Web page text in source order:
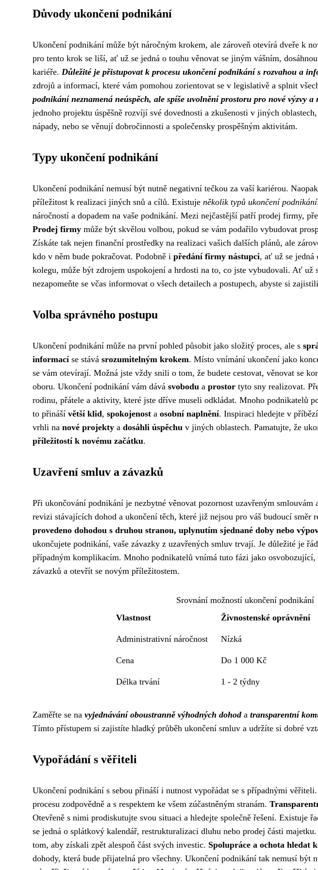
Důvody ukončení podnikání
Ukončení podnikání může být náročným krokem, ale zároveň otevírá dveře k
pro tento krok se liší, ať už se jedná o touhu věnovat se jiným vášním,
kariéře. Důležité je přistupovat k procesu ukončení podnikání s rozvahou a
zdrojů a informací, které vám pomohou zorientovat se v legislativě a splnit
podnikání neznamená neúspěch, ale spíše uvolnění prostoru pro nové výzvy a
jednoho projektu úspěšně rozvíjí své dovednosti a zkušenosti v jiných
nápady, nebo se věnují dobročinnosti a společensky prospěšným aktivitám.
Typy ukončení podnikání
Ukončení podnikání nemusí být nutně negativní tečkou za vaší kariérou.
příležitost k realizaci jiných snů a cílů. Existuje několik typů ukončení podnikání
náročností a dopadem na vaše podnikání. Mezi nejčastější patří prodej firmy,
Prodej firmy může být skvělou volbou, pokud se vám podařilo vybudovat
Získáte tak nejen finanční prostředky na realizaci vašich dalších plánů, ale
kdo v něm bude pokračovat. Podobně i předání firmy nástupci, ať už se jedná
kolegu, může být zdrojem uspokojení a hrdosti na to, co jste vybudovali. Ať už
nezapomeňte se včas informovat o všech detailech a postupech, abyste si
Volba správného postupu
Ukončení podnikání může na první pohled působit jako složitý proces, ale s
informacíse stává srozumitelným krokem. Místo vnímání ukončení jako
se vám otevírají. Možná jste vždy snili o tom, že budete cestovat, věnovat se
oboru. Ukončení podnikání vám dává svobodu a prostor tyto sny realizovat.
rodinu, přátele a aktivity, které jste dříve museli odkládat. Mnoho podnikatelů
to přináší větší klid, spokojenost a osobní naplnění. Inspiraci hledejte v
vrhli na nové projekty a dosáhli úspěchu v jiných oblastech. Pamatujte, že
příležitostí k novému začátku.
Uzavření smluv a závazků
Při ukončování podnikání je nezbytné věnovat pozornost uzavřeným
revizi stávajících dohod a ukončení těch, které již nejsou pro váš budoucí směr
provedeno dohodou s druhou stranou, uplynutím sjednané doby nebo
ukončujete podnikání, vaše závazky z uzavřených smluv trvají. Je důležité je
případným komplikacím. Mnoho podnikatelů vnímá tuto fázi jako
závazků a otevřít se novým příležitostem.
Srovnání možností ukončení podnikání
Vlastnost
Živnostenské oprávnění
Administrativní náročnost Nízká
Cena Do 1 000 Kč
Délka trvání 1 - 2 týdny
Zaměřte se na vyjednávání oboustranně výhodných dohoda transparentní
Tímto přístupem si zajistíte hladký průběh ukončení smluv a udržíte si dobré
Vypořádání s věřiteli
Ukončení podnikání s sebou přináší i nutnost vypořádat se s případnými
procesu zodpovědně a s respektem ke všem zúčastněným stranám.
Otevřeně s nimi prodiskutujte svou situaci a hledejte společně řešení. Existuje
se jedná o splátkový kalendář, restrukturalizaci dluhu nebo prodej části
tom, aby získali zpět alespoň část svých investic. Spolupráce a ochota hledat
dohody, která bude přijatelná pro všechny. Ukončení podnikání tak nemusí být